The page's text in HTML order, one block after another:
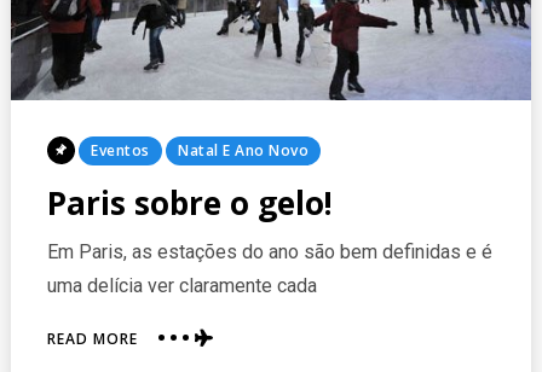
Posted
Eventos Natal E Ano Novo
Paris sobre o gelo!
Em Paris, as estações do ano são bem definidas e é
uma delícia ver claramente cada
READ MOREABOUT